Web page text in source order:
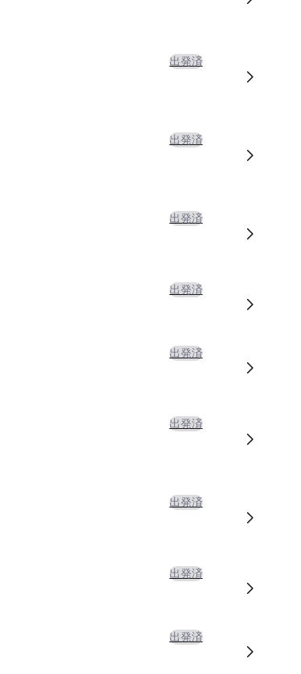
出発済
出発済
出発済
出発済
出発済
出発済
出発済
出発済
出発済